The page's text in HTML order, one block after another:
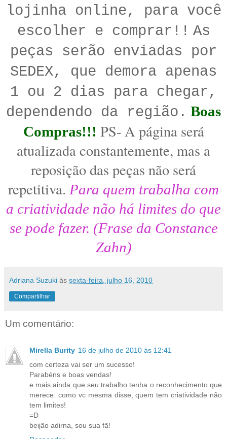
lojinha online, para você
escolher e comprar!! As
peças serão enviadas por
SEDEX, que demora apenas
1 ou 2 dias para chegar,
dependendo da região. Boas
Compras!!! PS- A página será
atualizada constantemente, mas a
reposição das peças não será
repetitiva. Para quem trabalha com
a criatividade não há limites do que
se pode fazer. (Frase da Constance
Zahn)
Adriana Suzuki às sexta-feira, julho 16, 2010
Compartilhar
Um comentário:
Mirella Burity 16 de julho de 2010 às 12:41
com certeza vai ser um sucesso!
Parabéns e boas vendas!
e mais ainda que seu trabalho tenha o reconhecimento que
merece. como vc mesma disse, quem tem criatividade não
tem limites!
=D
beijão adirna, sou sua fã!